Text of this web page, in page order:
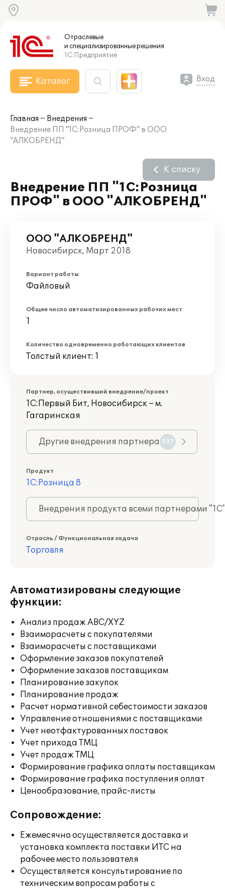
Отраслевые
и специализированныерешения
1С:Предприятие
Каталог Вход
Главная
Внедрения
Внедрение ПП "1С:Розница ПРОФ" в ООО
"АЛКОБРЕНД"
Внедрение ПП "1С:Розница
ПРОФ" в ООО "АЛКОБРЕНД"
К списку
ООО "АЛКОБРЕНД"
Новосибирск, Март 2018
Вариант работы
Файловый
Общее число автоматизированных рабочих мест
1
Количество одновременно работающих клиентов
Толстый клиент: 1
Партнер, осуществивший внедрение/проект
1С:Первый Бит, Новосибирск – м.
Гагаринская
Другие внедрения партнера 537
Продукт
1С:Розница 8
Внедрения продукта всеми партнерами
Отрасль / Функциональная задача
Торговля
Автоматизированы следующие
функции:
Анализ продаж ABC/XYZ
Взаиморасчеты с покупателями
Взаиморасчеты с поставщиками
Оформление заказов покупателей
Оформление заказов поставщикам
Планирование закупок
Планирование продаж
Расчет нормативной себестоимости заказов
Управление отношениями с поставщиками
Учет неотфактурованных поставок
Учет прихода ТМЦ
Учет продаж ТМЦ
Формирование графика оплаты поставщикам
Формирование графика поступления оплат
Ценообразование, прайс-листы
Сопровождение:
Ежемесячно осуществляется доставка и
установка комплекта поставки ИТС на
рабочее место пользователя
Осуществляется консультирование по
техническим вопросам работы с